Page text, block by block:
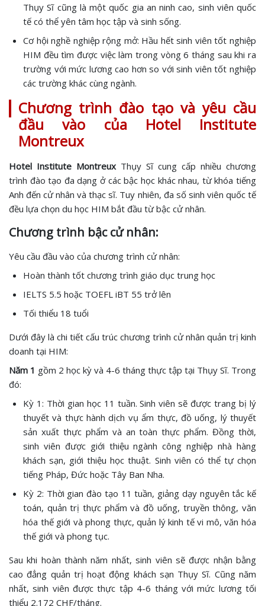
Thụy Sĩ cũng là một quốc gia an ninh cao, sinh viên quốc
tế có thể yên tâm học tập và sinh sống.
Cơ hội nghề nghiệp rộng mở: Hầu hết sinh viên tốt nghiệp
HIM đều tìm được việc làm trong vòng 6 tháng sau khi ra
trường với mức lương cao hơn so với sinh viên tốt nghiệp
các trường khác cùng ngành.
Chương trình đào tạo và yêu cầu
đầu vào của Hotel Institute
Montreux
Hotel Institute Montreux Thụy Sĩ cung cấp nhiều chương
trình đào tạo đa dạng ở các bậc học khác nhau, từ khóa tiếng
Anh đến cử nhân và thạc sĩ. Tuy nhiên, đa số sinh viên quốc tế
đều lựa chọn du học HIM bắt đầu từ bậc cử nhân.
Chương trình bậc cử nhân:
Yêu cầu đầu vào của chương trình cử nhân:
Hoàn thành tốt chương trình giáo dục trung học
IELTS 5.5 hoặc TOEFL iBT 55 trở lên
Tối thiểu 18 tuổi
Dưới đây là chi tiết cấu trúc chương trình cử nhân quản trị kinh
doanh tại HIM:
Năm 1 gồm 2 học kỳ và 4-6 tháng thực tập tại Thụy Sĩ. Trong
đó:
Kỳ 1: Thời gian học 11 tuần. Sinh viên sẽ được trang bị lý
thuyết và thực hành dịch vụ ẩm thực, đồ uống, lý thuyết
sản xuất thực phẩm và an toàn thực phẩm. Đồng thời,
sinh viên được giới thiệu ngành công nghiệp nhà hàng
khách sạn, giới thiệu học thuật. Sinh viên có thể tự chọn
tiếng Pháp, Đức hoặc Tây Ban Nha.
Kỳ 2: Thời gian đào tạo 11 tuần, giảng dạy nguyên tắc kế
toán, quản trị thực phẩm và đồ uống, truyền thông, văn
hóa thế giới và phong thực, quản lý kinh tế vi mô, văn hóa
thế giới và phong tục.
Sau khi hoàn thành năm nhất, sinh viên sẽ được nhận bằng
cao đẳng quản trị hoạt động khách sạn Thụy Sĩ. Cũng năm
nhất, sinh viên được thực tập 4-6 tháng với mức lương tối
thiểu 2.172 CHF/tháng.